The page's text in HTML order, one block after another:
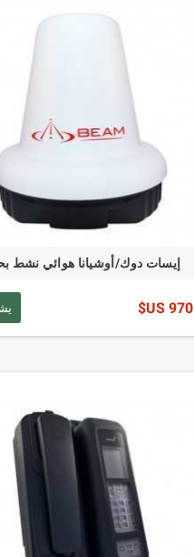
إيسات دوك/أوشيانا هوائي نشط
970 US$